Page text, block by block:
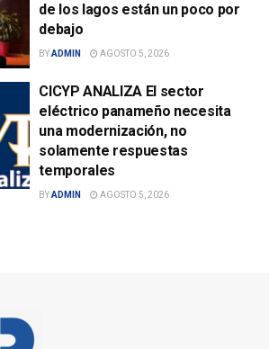
de los lagos están un poco por
debajo
BYADMIN AGOSTO 5, 2026
CICYP ANALIZA El sector
eléctrico panameño necesita
una modernización, no
solamente respuestas
temporales
BYADMIN AGOSTO 5, 2026